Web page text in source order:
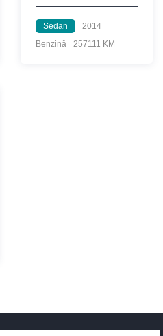
Sedan
2014
Benzină
257111 KM